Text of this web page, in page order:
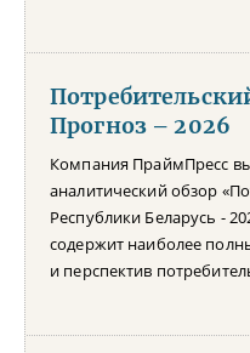
Прогноз – 2026
Компания ПраймПресс
аналитический обзор
Республики Беларусь -
содержит наиболее
и перспектив